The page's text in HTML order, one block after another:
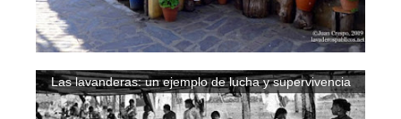
Las lavanderas: un ejemplo de lucha y supervivencia